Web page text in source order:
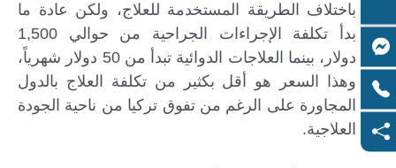
باختلاف الطريقة المستخدمة للعلاج، ولكن عادة ما
بدأ تكلفة الإجراءات الجراحية من حوالي 1,500
دولار، بينما العلاجات الدوائية تبدأ من 50 دولار شهرياً،
وهذا السعر هو أقل بكثير من تكلفة العلاج بالدول
المجاورة على الرغم من تفوق تركيا من ناحية الجودة
العلاجية.